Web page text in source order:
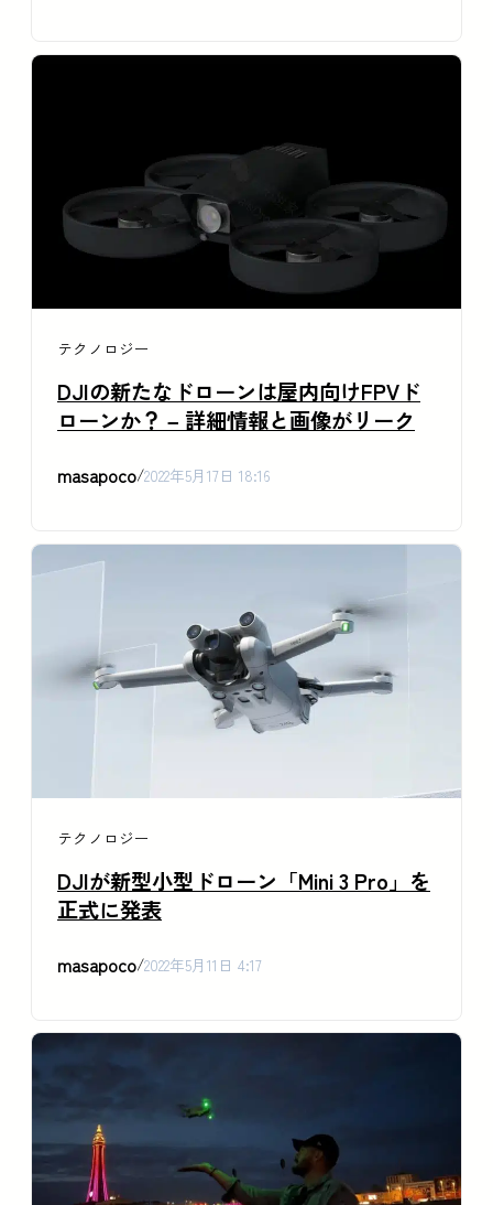
テクノロジー
DJIの新たなドローンは屋内向けFPVド
ローンか？ – 詳細情報と画像がリーク
masapoco/2022年5月17日 18:16
テクノロジー
DJIが新型小型ドローン「Mini 3 Pro」を
正式に発表
masapoco/2022年5月11日 4:17